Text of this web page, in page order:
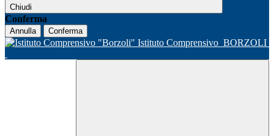
Chiudi
Conferma
Annulla Conferma
Istituto Comprensivo BORZOLI